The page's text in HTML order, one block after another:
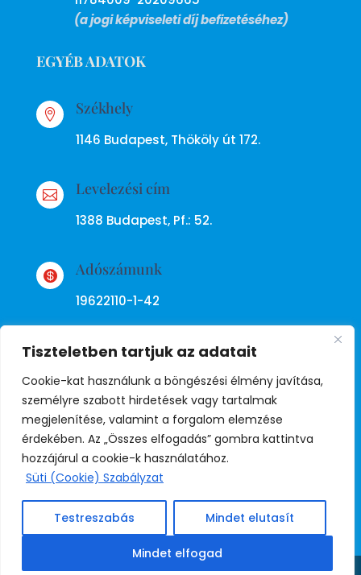
Tiszteletben tartjuk az adatait
Cookie-kat használunk a böngészési élmény javítása,
személyre szabott hirdetések vagy tartalmak
megjelenítése, valamint a forgalom elemzése
érdekében. Az „Összes elfogadás” gombra kattintva
hozzájárul a cookie-k használatához.
Süti (Cookie) Szabályzat
Testreszabás Mindet elutasít
Mindet elfogad
(a jogi képviseleti díj befizetéséhez)
EGYÉB ADATOK
 Székhely
1146 Budapest, Thököly út 172.
 Levelezési cím
1388 Budapest, Pf.: 52.
 Adószámunk
19622110-1-42
Adatkezelési tájékoztató
© Copyright Független Rendőr
Szakszervezet
Weboldal:Juda
Share This